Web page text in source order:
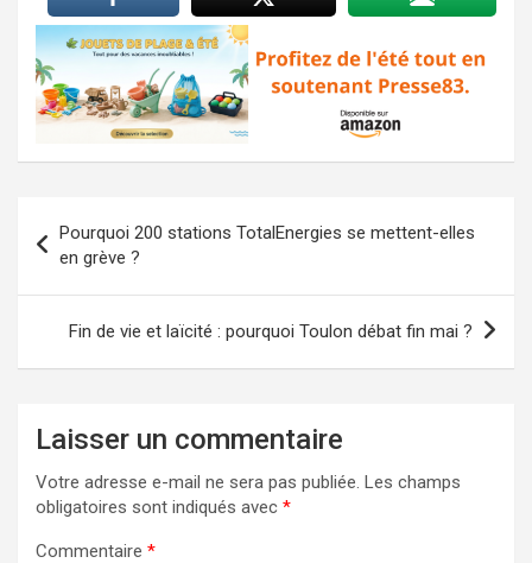
de
l’article
Pourquoi 200 stations TotalEnergies se mettent-elles
en grève ?
Fin de vie et laïcité : pourquoi Toulon débat fin mai ?
Laisser un commentaire
Votre adresse e-mail ne sera pas publiée. Les champs
obligatoires sont indiqués avec *
Commentaire *